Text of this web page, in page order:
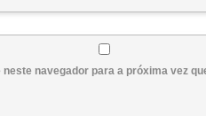
navegador para a próxima vez